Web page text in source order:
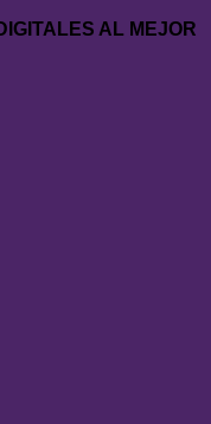
AL MEJOR